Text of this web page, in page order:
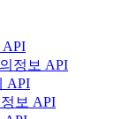
API
정보 API
API
보 API